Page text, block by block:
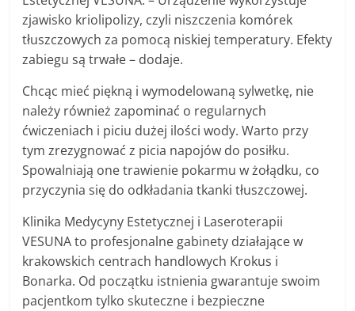
zjawisko kriolipolizy, czyli niszczenia komórek
tłuszczowych za pomocą niskiej temperatury. Efekty
zabiegu są trwałe – dodaje.
Chcąc mieć piękną i wymodelowaną sylwetkę, nie
należy również zapominać o regularnych
ćwiczeniach i piciu dużej ilości wody. Warto przy
tym zrezygnować z picia napojów do posiłku.
Spowalniają one trawienie pokarmu w żołądku, co
przyczynia się do odkładania tkanki tłuszczowej.
Klinika Medycyny Estetycznej i Laseroterapii
VESUNA to profesjonalne gabinety działające w
krakowskich centrach handlowych Krokus i
Bonarka. Od początku istnienia gwarantuje swoim
pacjentkom tylko skuteczne i bezpieczne